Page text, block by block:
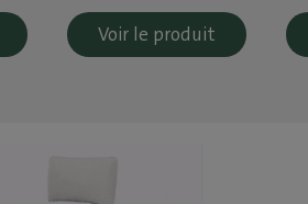
Voir le produit